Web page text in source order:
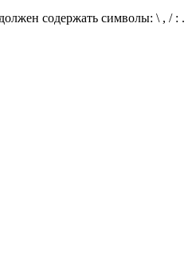
содержать символы: \ , / : .